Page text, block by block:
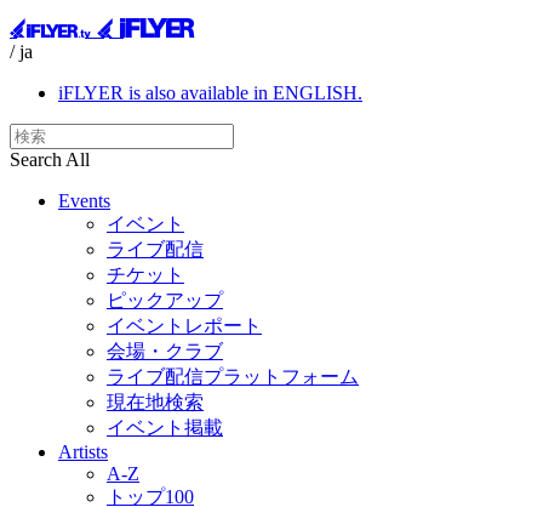
/ ja
iFLYER is also available in ENGLISH.
Search All
Events
イベント
ライブ配信
チケット
ピックアップ
イベントレポート
会場・クラブ
ライブ配信プラットフォーム
現在地検索
イベント掲載
Artists
A-Z
トップ100